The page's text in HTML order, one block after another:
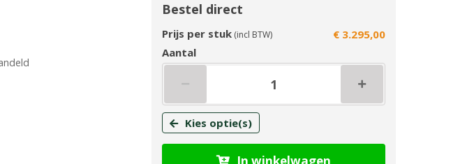
Bestel direct
Prijs per stuk (incl BTW)
€ 3.295,00
Aantal
Kies optie(s)